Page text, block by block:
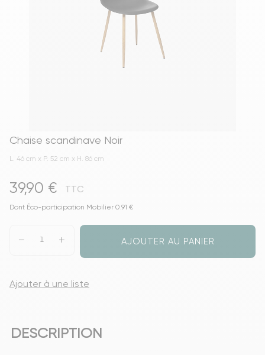
Chaise scandinave Noir
L. 46 cm x P. 52 cm x H. 86 cm
39,90 € TTC
Dont Éco-participation Mobilier 0.91 €
AJOUTER AU PANIER
Ajouter à une liste
DESCRIPTION